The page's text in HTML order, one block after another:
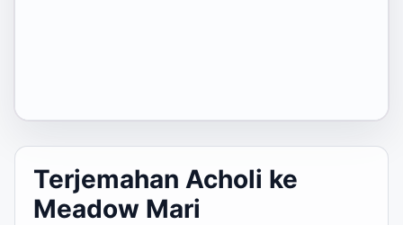
Terjemahan Acholi ke
Meadow Mari